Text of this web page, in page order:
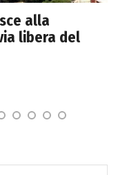
alla
libera del